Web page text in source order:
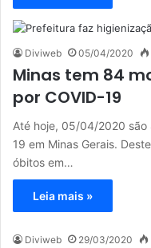
Diviweb 05/04/2020
Minas tem 84
por COVID-19
Até hoje, 05/04/2020 são
19 em Minas Gerais.
óbitos em…
Leia mais »
Diviweb 29/03/2020